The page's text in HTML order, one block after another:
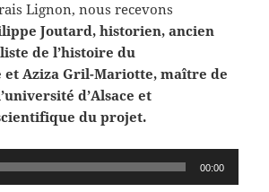
Lignon, nous recevons
Joutard, historien, ancien
de l’histoire du
et Aziza Gril-Mariotte, maître de
d’Alsace et
du projet.
00:00